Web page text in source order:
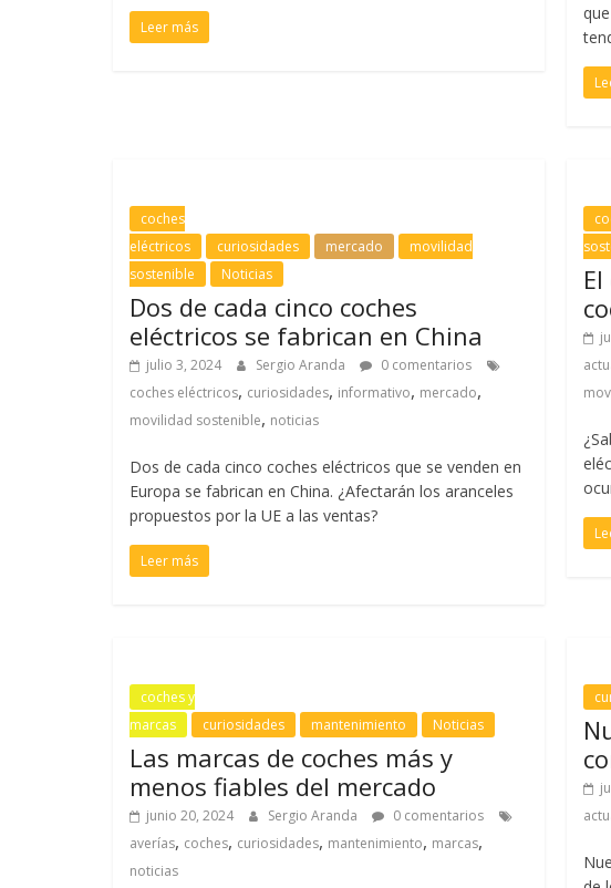
Leer más
coches
eléctricos
curiosidades mercado
movilidad
sostenible
Noticias
Dos de cada cinco coches
eléctricos se fabrican en China
julio 3, 2024 Sergio Aranda
0 comentarios
coches eléctricos, curiosidades, informativo, mercado,
movilidad sostenible, noticias
Dos de cada cinco coches eléctricos que se venden en
Europa se fabrican en China. ¿Afectarán los aranceles
propuestos por la UE a las ventas?
Leer más
coches y
marcas
curiosidades mantenimiento Noticias
Las marcas de coches más y
menos fiables del mercado
junio 20, 2024 Sergio Aranda
0 comentarios
averías, coches, curiosidades, mantenimiento, marcas,
noticias